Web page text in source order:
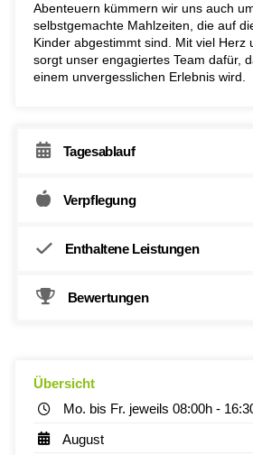
Abenteuern kümmern wir uns auch
selbstgemachte Mahlzeiten, die auf
Kinder abgestimmt sind. Mit viel Herz
sorgt unser engagiertes Team dafür,
einem unvergesslichen Erlebnis wird.
Tagesablauf
Verpflegung
Enthaltene Leistungen
Bewertungen
Übersicht
Mo. bis Fr. jeweils 08:00h -
August